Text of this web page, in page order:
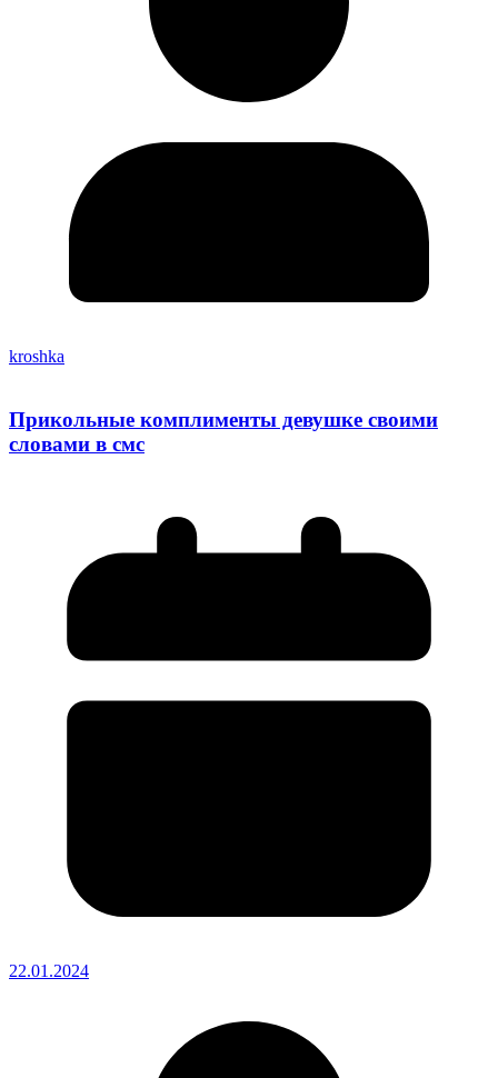
kroshka
Прикольные комплименты девушке своими
словами в смс
22.01.2024